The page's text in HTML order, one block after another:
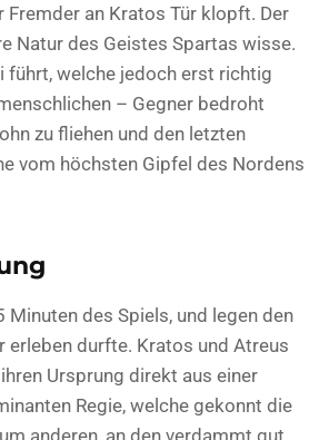
an Kratos Tür klopft. Der
Natur des Geistes Spartas wisse.
führt, welche jedoch erst richtig
– Gegner bedroht
zu fliehen und den letzten
vom höchsten Gipfel des Nordens
des Spiels, und legen den
erleben durfte. Kratos und Atreus
Ursprung direkt aus einer
Regie, welche gekonnt die
anderen, an den verdammt gut